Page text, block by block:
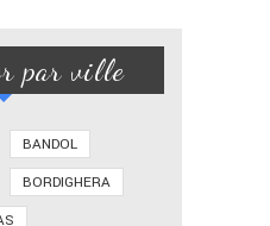
par ville
BANDOL
BORDIGHERA